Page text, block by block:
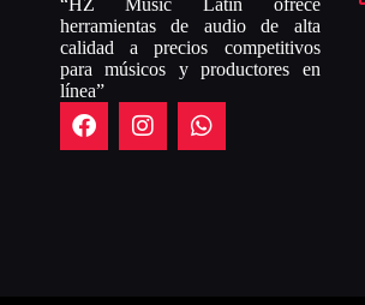
“HZ Music Latin ofrece
herramientas de audio de alta
calidad a precios competitivos
para músicos y productores en
línea”